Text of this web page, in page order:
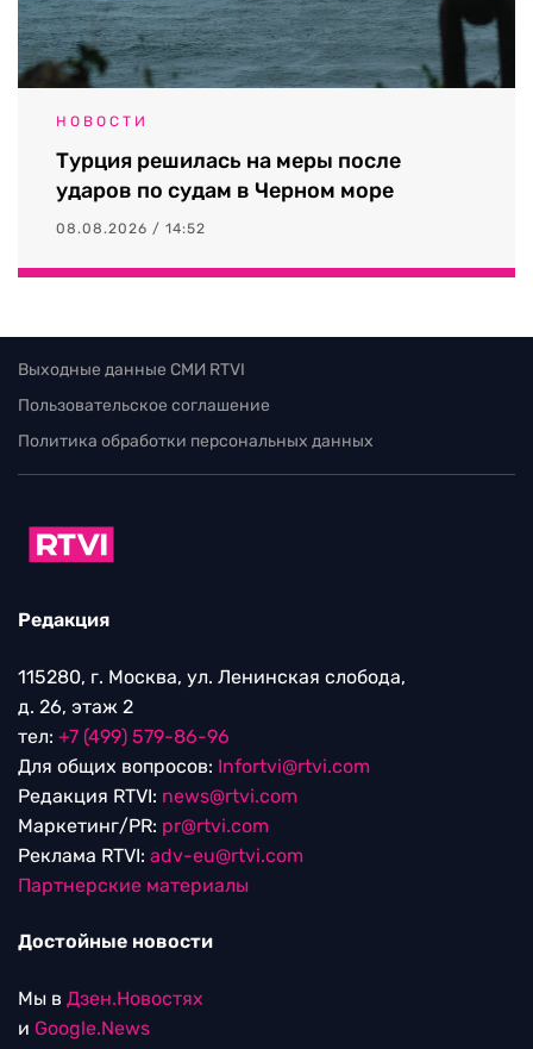
НОВОСТИ
Турция решилась на меры после
ударов по судам в Черном море
08.08.2026 / 14:52
Выходные данные СМИ RTVI
Пользовательское соглашение
Политика обработки персональных данных
Редакция
115280, г. Москва, ул. Ленинская слобода,
д. 26, этаж 2
тел: +7 (499) 579-86-96
Для общих вопросов: Infortvi@rtvi.com
Редакция RTVI: news@rtvi.com
Маркетинг/PR: pr@rtvi.com
Реклама RTVI: adv-eu@rtvi.com
Партнерские материалы
Достойные новости
Мы в Дзен.Новостях
и Google.News